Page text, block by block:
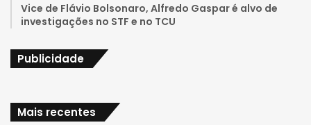
m
Vice de Flávio Bolsonaro, Alfredo Gaspar é alvo de
investigações no STF e no TCU
Publicidade
Mais recentes